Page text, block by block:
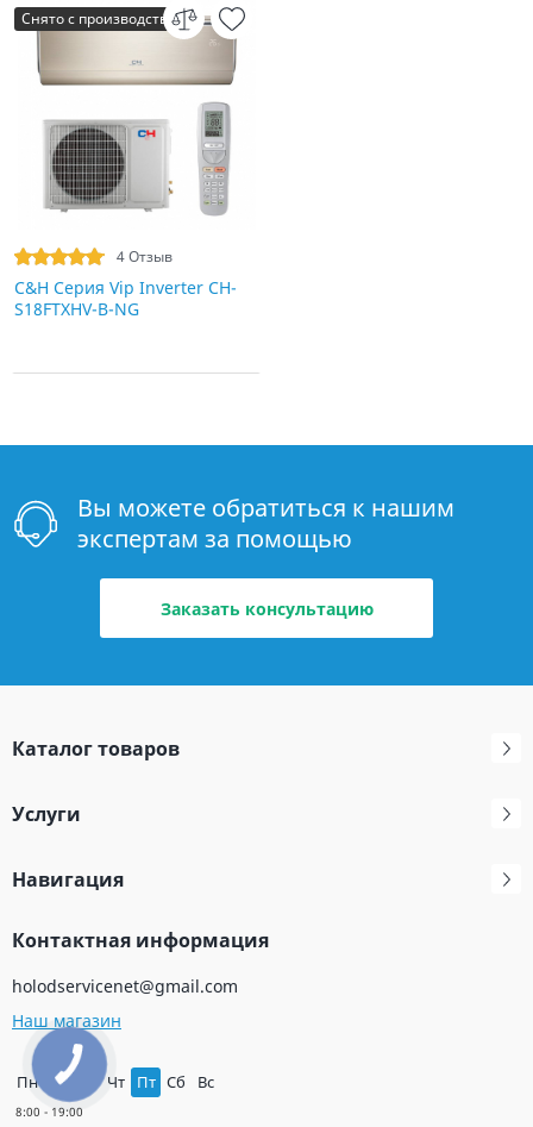
Снято с производства
4 Отзыв
C&H Серия Vip Inverter CH-
S18FTXHV-B-NG
Вы можете обратиться к нашим
экспертам за помощью
Заказать консультацию
Каталог товаров
Услуги
Навигация
Контактная информация
holodservicenet@gmail.com
Наш магазин
Пн Вт Чт Пт Сб Вс
КНОПКА
ЗВ'ЯЗКУ